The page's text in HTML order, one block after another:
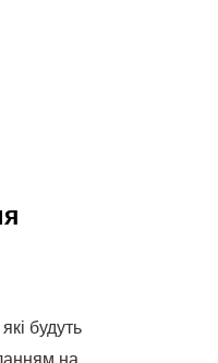
будуть